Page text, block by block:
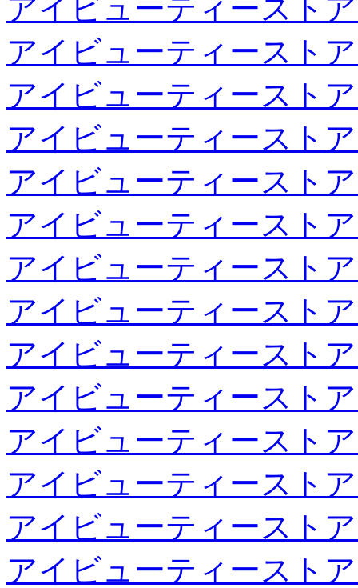
アイビューティースト
アイビューティースト
アイビューティースト
アイビューティースト
アイビューティースト
アイビューティースト
アイビューティースト
アイビューティースト
アイビューティースト
アイビューティースト
アイビューティースト
アイビューティースト
アイビューティースト
アイビューティースト